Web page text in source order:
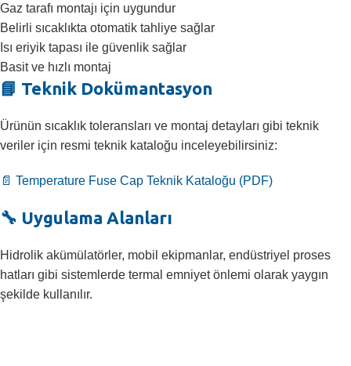
Gaz tarafı montajı için uygundur
Belirli sıcaklıkta otomatik tahliye sağlar
Isı eriyik tapası ile güvenlik sağlar
Basit ve hızlı montaj
📘 Teknik Dokümantasyon
Ürünün sıcaklık toleransları ve montaj detayları gibi teknik
veriler için resmi teknik kataloğu inceleyebilirsiniz:
📄 Temperature Fuse Cap Teknik Kataloğu (PDF)
🔧 Uygulama Alanları
Hidrolik akümülatörler, mobil ekipmanlar, endüstriyel proses
hatları gibi sistemlerde termal emniyet önlemi olarak yaygın
şekilde kullanılır.